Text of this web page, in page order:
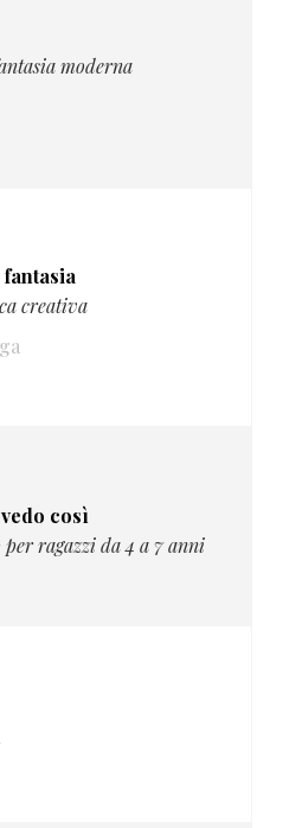
moderna
creativa
così
ragazzi da 4 a 7 anni